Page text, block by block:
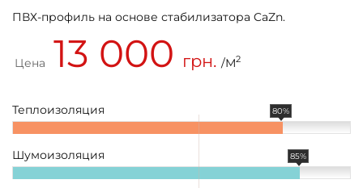
ПВХ-профиль на основе стабилизатора CaZn.
Цена 13 000 грн. /М2
Теплоизоляция 80%
Шумоизоляция 85%